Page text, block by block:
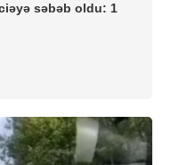
səbəb oldu: 1